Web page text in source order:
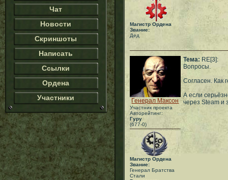
Чат
Новости
Скриншоты
Написать
Ссылки
Ордена
Участники
Магистр Ордена
Звание:
Дед
Генерал Максон
Участник проекта
Авторейтинг:
Гуру
(677-0)
Магистр Ордена
Звание:
Генерал Братства
Стали
Тема: RE[3]:
Вопросы.
Согласен. Как
А если
через Steam и